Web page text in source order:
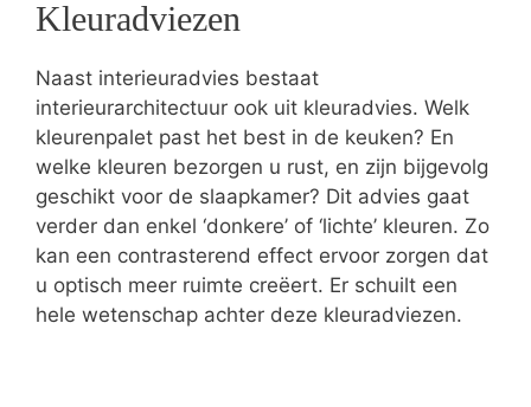
Kleuradviezen
Naast interieuradvies bestaat
interieurarchitectuur ook uit kleuradvies. Welk
kleurenpalet past het best in de keuken? En
welke kleuren bezorgen u rust, en zijn bijgevolg
geschikt voor de slaapkamer? Dit advies gaat
verder dan enkel ‘donkere’ of ‘lichte’ kleuren. Zo
kan een contrasterend effect ervoor zorgen dat
u optisch meer ruimte creëert. Er schuilt een
hele wetenschap achter deze kleuradviezen.